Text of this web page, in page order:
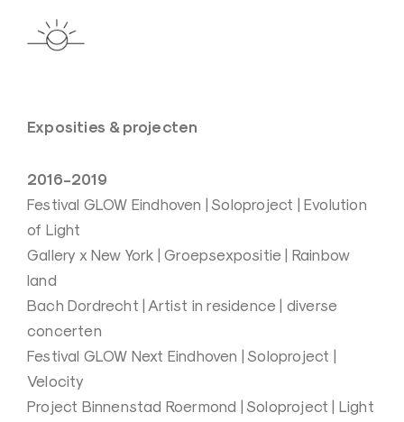
s
a
r
Exposities & projecten
2016-2019
Festival GLOW Eindhoven | Soloproject | Evolution
of Light
Gallery x New York | Groepsexpositie | Rainbow
land
Bach Dordrecht | Artist in residence | diverse
concerten
Festival GLOW Next Eindhoven | Soloproject |
Velocity
Project Binnenstad Roermond | Soloproject | Light